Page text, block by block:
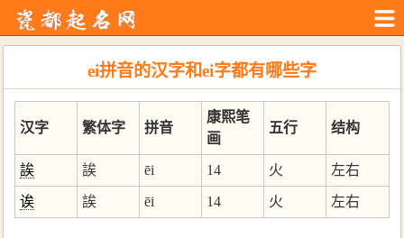
ei拼音的汉字和ei字都有哪些字
汉字 繁体字 拼音
康熙笔
画
五行 结构
誒 誒 ēi 14 火 左右
诶 誒 ēi 14 火 左右